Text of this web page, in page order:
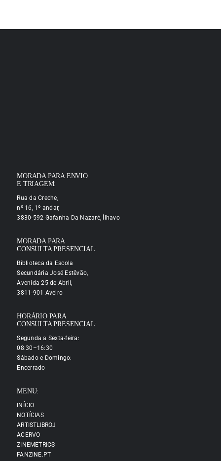
MORADA PARA ENVIO
E TRIAGEM:
Rua da Creche,
nº 16, 1º andar,
3830-592 Gafanha Da Nazaré, Ílhavo
MORADA PARA
CONSULTA PRESENCIAL:
Biblioteca da Escola
Secundária José Estêvão,
Avenida 25 de Abril,
3811-901 Aveiro
HORÁRIO PARA
CONSULTA PRESENCIAL:
Segunda a Sexta-feira:
08:30–16:30
Sábado e Domingo:
Encerrado
MENU:
INÍCIO
NOTÍCIAS
ARTISTLIBROJ
ACERVO
ZINEMETRICS
FANZINE.PT